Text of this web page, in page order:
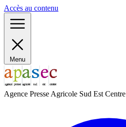
Accès au contenu
Menu
Agence Presse Agricole Sud Est Centre
Panneau de gestion des cookies